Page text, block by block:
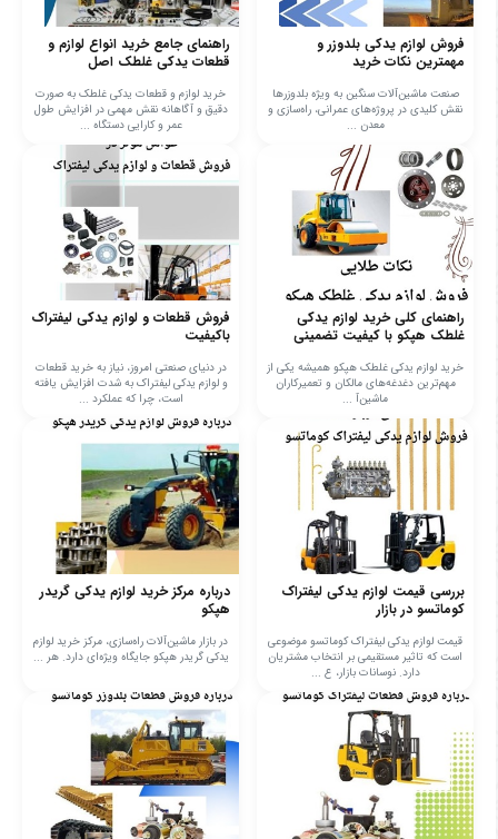
فروش لوازم یدکی بلدوزر و
مهمترین نکات خرید
صنعت ماشین‌آلات سنگین به ویژه بلدوزرها
نقش کلیدی در پروژه‌های عمرانی، راه‌سازی و
معدن ...
راهنمای جامع خرید انواع لوازم و
قطعات یدکی غلطک اصل
خرید لوازم و قطعات یدکی غلطک به صورت
دقیق و آگاهانه نقش مهمی در افزایش طول
عمر و کارایی دستگاه‌ ...
راهنمای کلی خرید لوازم یدکی
غلطک هپکو با کیفیت تضمینی
خرید لوازم یدکی غلطک هپکو همیشه یکی از
مهم‌ترین دغدغه‌های مالکان و تعمیرکاران
ماشین‌آ ...
فروش قطعات و لوازم یدکی لیفتراک
باکیفیت
در دنیای صنعتی امروز، نیاز به خرید قطعات
و لوازم یدکی لیفتراک به شدت افزایش یافته
است، چرا که عملکرد ...
بررسی قیمت لوازم یدکی لیفتراک
کوماتسو در بازار
قیمت لوازم یدکی لیفتراک کوماتسو موضوعی
است که تاثیر مستقیمی بر انتخاب مشتریان
دارد. نوسانات بازار، ع ...
درباره مرکز خرید لوازم یدکی گریدر
هپکو
در بازار ماشین‌آلات راه‌سازی، مرکز خرید لوازم
یدکی گریدر هپکو جایگاه ویژه‌ای دارد. هر ...